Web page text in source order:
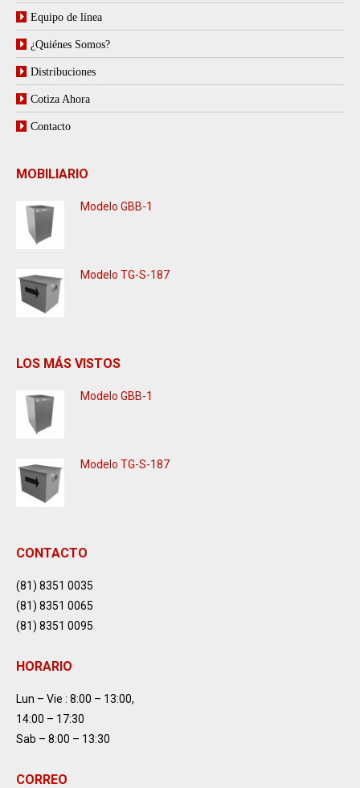
Equipo de línea
¿Quiénes Somos?
Distribuciones
Cotiza Ahora
Contacto
MOBILIARIO
Modelo GBB-1
Modelo TG-S-187
LOS MÁS VISTOS
Modelo GBB-1
Modelo TG-S-187
CONTACTO
(81) 8351 0035
(81) 8351 0065
(81) 8351 0095
HORARIO
Lun – Vie : 8:00 – 13:00,
14:00 – 17:30
Sab – 8:00 – 13:30
CORREO